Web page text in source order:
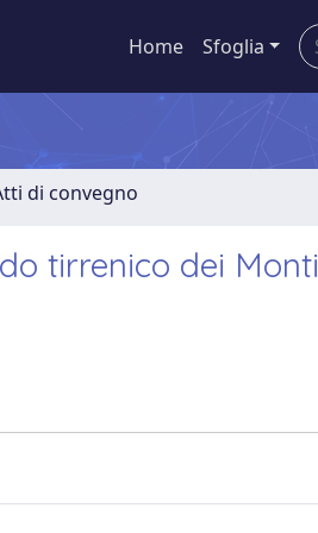
Home Sfoglia
di convegno
tirrenico dei Monti